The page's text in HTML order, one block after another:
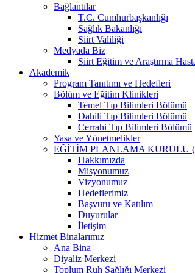
Bağlantılar
T.C. Cumhurbaşkanlığı
Sağlık Bakanlığı
Siirt Valiliği
Medyada Biz
Siirt Eğitim ve Araştırma
Akademik
Program Tanıtımı ve Hedefleri
Bölüm ve Eğitim Klinikleri
Temel Tıp Bilimleri Bölümü
Dahili Tıp Bilimleri Bölümü
Cerrahi Tıp Bilimleri Bölümü
Yasa ve Yönetmelikler
EĞİTİM PLANLAMA KURULU
Hakkımızda
Misyonumuz
Vizyonumuz
Hedeflerimiz
Başvuru ve Katılım
Duyurular
İletişim
Hizmet Binalarımız
Ana Bina
Diyaliz Merkezi
Toplum Ruh Sağlığı Merkezi